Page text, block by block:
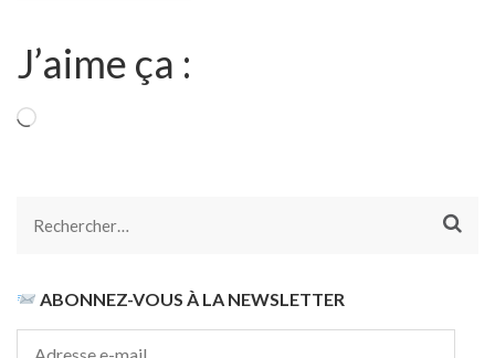
J’aime ça :
Chargement…
Rechercher :
ABONNEZ-VOUS À LA NEWSLETTER